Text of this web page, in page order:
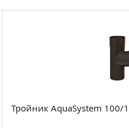
Тройник AquaSystem 100/